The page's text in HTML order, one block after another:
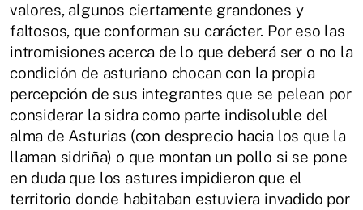
valores, algunos ciertamente grandones y
faltosos, que conforman su carácter. Por eso las
intromisiones acerca de lo que deberá ser o no la
condición de asturiano chocan con la propia
percepción de sus integrantes que se pelean por
considerar la sidra como parte indisoluble del
alma de Asturias (con desprecio hacia los que la
llaman sidriña) o que montan un pollo si se pone
en duda que los astures impidieron que el
territorio donde habitaban estuviera invadido por